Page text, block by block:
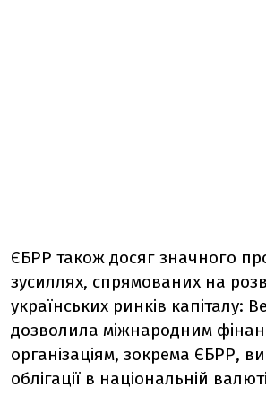
ЄБРР також досяг значного
зусиллях, спрямованих на
українських ринків капіталу:
дозволила міжнародним
організаціям, зокрема ЄБРР,
облігації в національній